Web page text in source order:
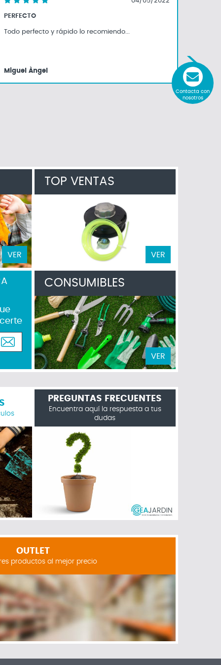
PERFECTO
Todo perfecto y rápido lo recomiendo...
Miguel Àngel JOHN
VER
TOP VENTAS
VER
CONSUMIBLES
VER
PREGUNTAS FRECUENTES
Encuentra aquí la respuesta a tus
dudas
OUTLET
productos al mejor precio
Contacta con
nosotros